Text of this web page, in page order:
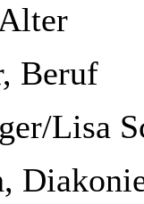
Beruf
Lisa